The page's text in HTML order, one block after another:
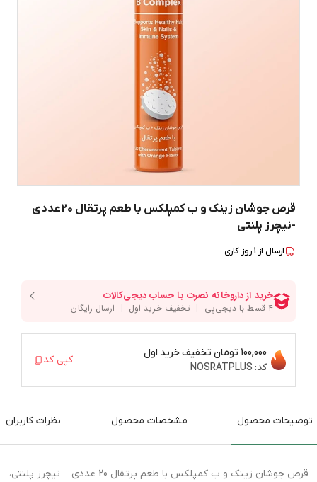
قرص جوشان زینک و ب کمپلکس با طعم پرتقال 20عددی
-نیچرز پلنتی
ارسال از 1روز کاری
100,000 تومان
تخفیف خرید اول
کد: NOSRATPLUS
کپی کد
توضیحات محصول مشخصات محصول نظرات کاربران
قرص جوشان زینک و ب کمپلکس با طعم پرتقال 20 عددی – نیچرز پلنتی،